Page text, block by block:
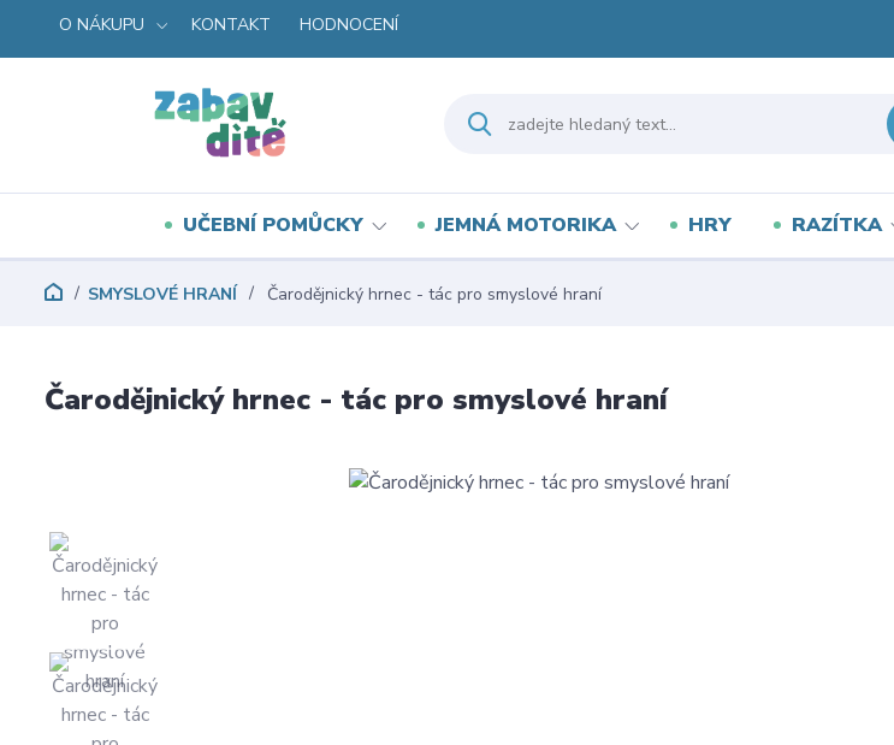
O NÁKUPU KONTAKT HODNOCENÍ
UČEBNÍ POMŮCKY JEMNÁ MOTORIKA HRY RAZÍTKA
SMYSLOVÉ HRANÍ Čarodějnický hrnec - tác pro smyslové hraní
Čarodějnický hrnec - tác pro smyslové hraní